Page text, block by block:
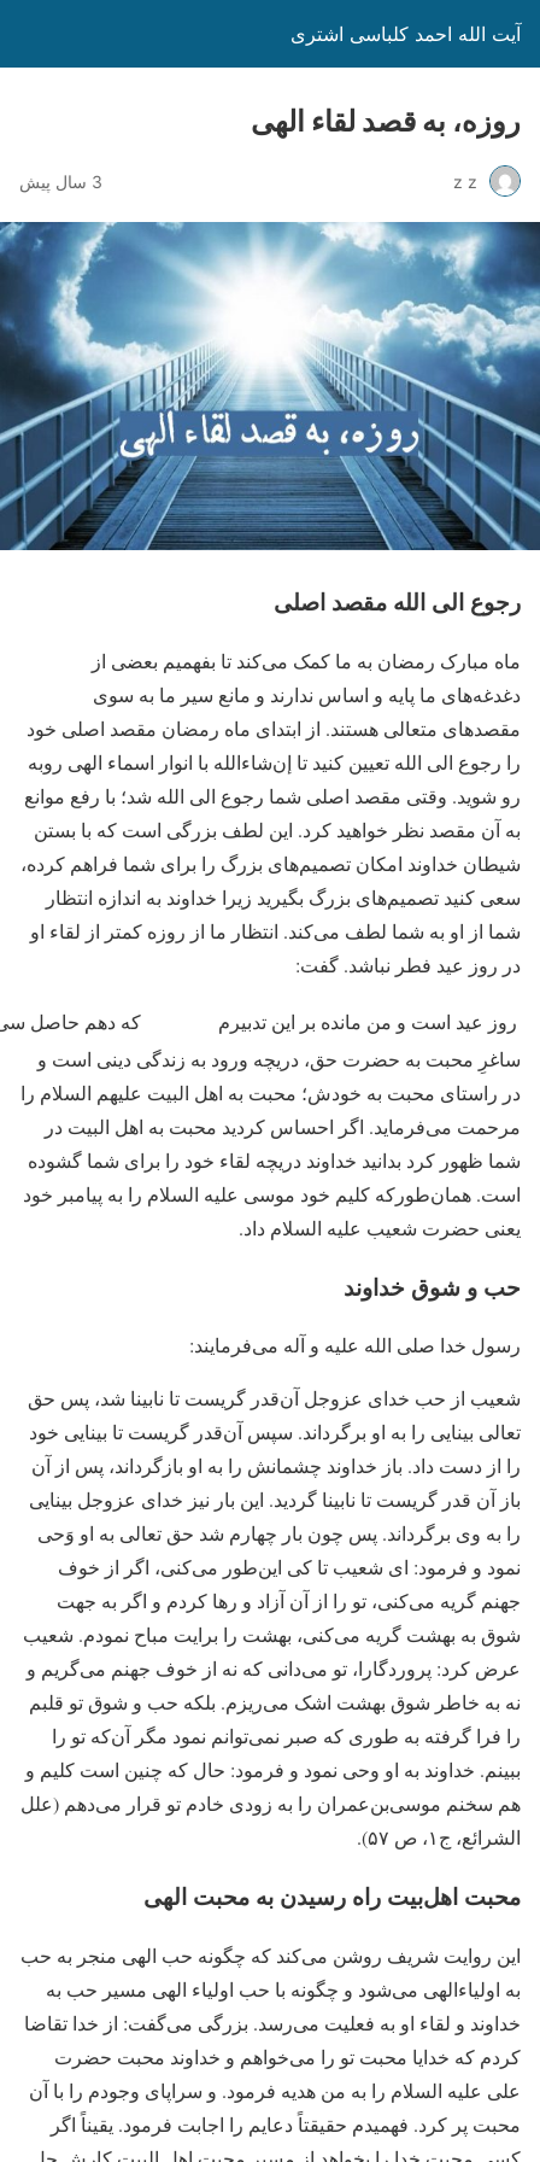
آیت الله احمد کلباسی اشتری
روزه، به قصد لقاء الهی
z z 3 سال پیش
رجوع الی الله مقصد اصلی
ماه مبارک رمضان به ما کمک می‌کند تا بفهمیم بعضی از
دغدغه‌های ما پایه و اساس ندارند و مانع سیر ما به سوی
مقصدهای متعالی هستند. از ابتدای ماه رمضان مقصد اصلی خود
را رجوع الی الله تعیین کنید تا إن‌شاءالله با انوار اسماء الهی روبه
رو شوید. وقتی مقصد اصلی شما رجوع الی الله شد؛ با رفع موانع
به آن مقصد نظر خواهید کرد. این لطف بزرگی است که با بستن
شیطان خداوند امکان تصمیم‌های بزرگ را برای شما فراهم کرده،
سعی کنید تصمیم‌های بزرگ بگیرید زیرا خداوند به اندازه‌ انتظار
شما از او به شما لطف می‌کند. انتظار ما از روزه کمتر از لقاء او
در روز عید فطر نباشد. گفت:
روز عید است و من مانده بر این تدبیرم
که دهم حاصل
ساغرِ محبت به حضرت حق، دریچه‌ ورود به زندگی دینی است و
در راستای محبت به خودش؛ محبت به اهل البیت علیهم السلام را
مرحمت می‌فرماید. اگر احساس کردید محبت به اهل البیت در
شما ظهور کرد بدانید خداوند دریچه­ لقاء خود را برای شما گشوده
است. همان‌طور‌که کلیم خود موسی علیه السلام را به پیامبر خود
یعنی حضرت شعیب علیه السلام داد.
حب و شوق خداوند
رسول خدا صلی الله علیه و آله می‌فرمایند:
شعیب از حب خدای عزوجل آن‌قدر گریست تا نابینا شد، پس حق
تعالی بینایی را به او برگرداند. سپس آن‌قدر گریست تا بینایی خود
را از دست داد. باز خداوند چشمانش را به او بازگرداند، پس از آن
باز آن قدر گریست تا نابینا گردید. این بار نیز خدای عزوجل بینایی
را به وى برگرداند. پس چون بار چهارم شد حق تعالی به او وَحی
نمود و فرمود: ای شعیب تا کى این‌طور می‌کنی، اگر از خوف
جهنم گریه می‌‏‌کنی، تو را از آن آزاد و رها کردم و اگر به جهت
شوق به بهشت گریه می‌‏کنی، بهشت را برایت مباح نمودم. شعیب
عرض کرد: پروردگارا، تو می‏‌دانی که نه از خوف جهنم مى‏‌گریم و
نه به خاطر شوق بهشت اشک می‌ریزم. بلکه حب و شوق تو قلبم
را فرا گرفته به طوری که صبر نمی‏‌توانم نمود مگر آن‌که تو را
ببینم. خداوند به او وحی نمود و فرمود: حال که چنین است کلیم و
هم سخنم موسی‌بن‌عمران را به زودی خادم تو قرار می‌دهم (علل
الشرائع، ج‏۱، ص ۵۷).
محبت اهل‌بیت راه رسیدن به محبت الهی
این روایت شریف روشن می‌کند که چگونه حب الهی منجر به حب
به اولیاءالهی می‌شود و چگونه با حب اولیاء الهی مسیر حب به
خداوند و لقاء او به فعلیت می‌رسد. بزرگی می‌گفت: از خدا تقاضا
کردم که خدایا محبت تو را می‌خواهم و خداوند محبت حضرت
علی علیه السلام را به من هدیه فرمود. و سراپای وجودم را با آن
محبت پر کرد. فهمیدم حقیقتاً دعایم را اجابت فرمود. یقیناً اگر